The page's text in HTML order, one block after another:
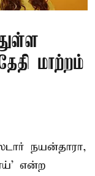
மாற்றம்
நயன்தாரா,
என்ற